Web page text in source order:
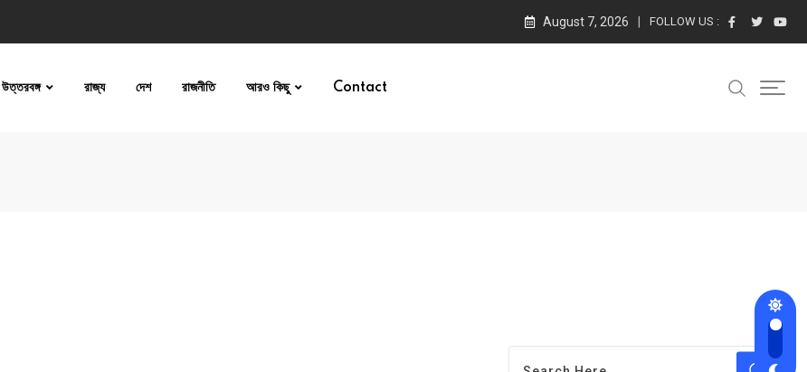
August 7, 2026 FOLLOW US :
উত্তরবঙ্গ রাজ্য দেশ রাজনীতি আরও কিছু Contact